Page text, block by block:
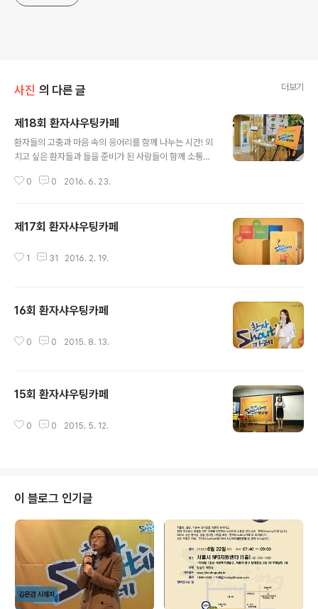
사진 의 다른 글 더보기
제18회 환자샤우팅카페
환자들의 고충과 마음 속의 응어리를 함께 나누는 시간! 외
치고 싶은 환자들과 들을 준비가 된 사람들이 함께 소통하
환자 샤우팅 카페가 서울NPO센터의 '품다' 대강당에서 진
센터 1층 품다 대강당
0 0 2016. 6. 23.
제17회 환자샤우팅카페
1 31 2016. 2. 19.
16회 환자샤우팅카페
0 0 2015. 8. 13.
15회 환자샤우팅카페
0 0 2015. 5. 12.
이 블로그 인기글